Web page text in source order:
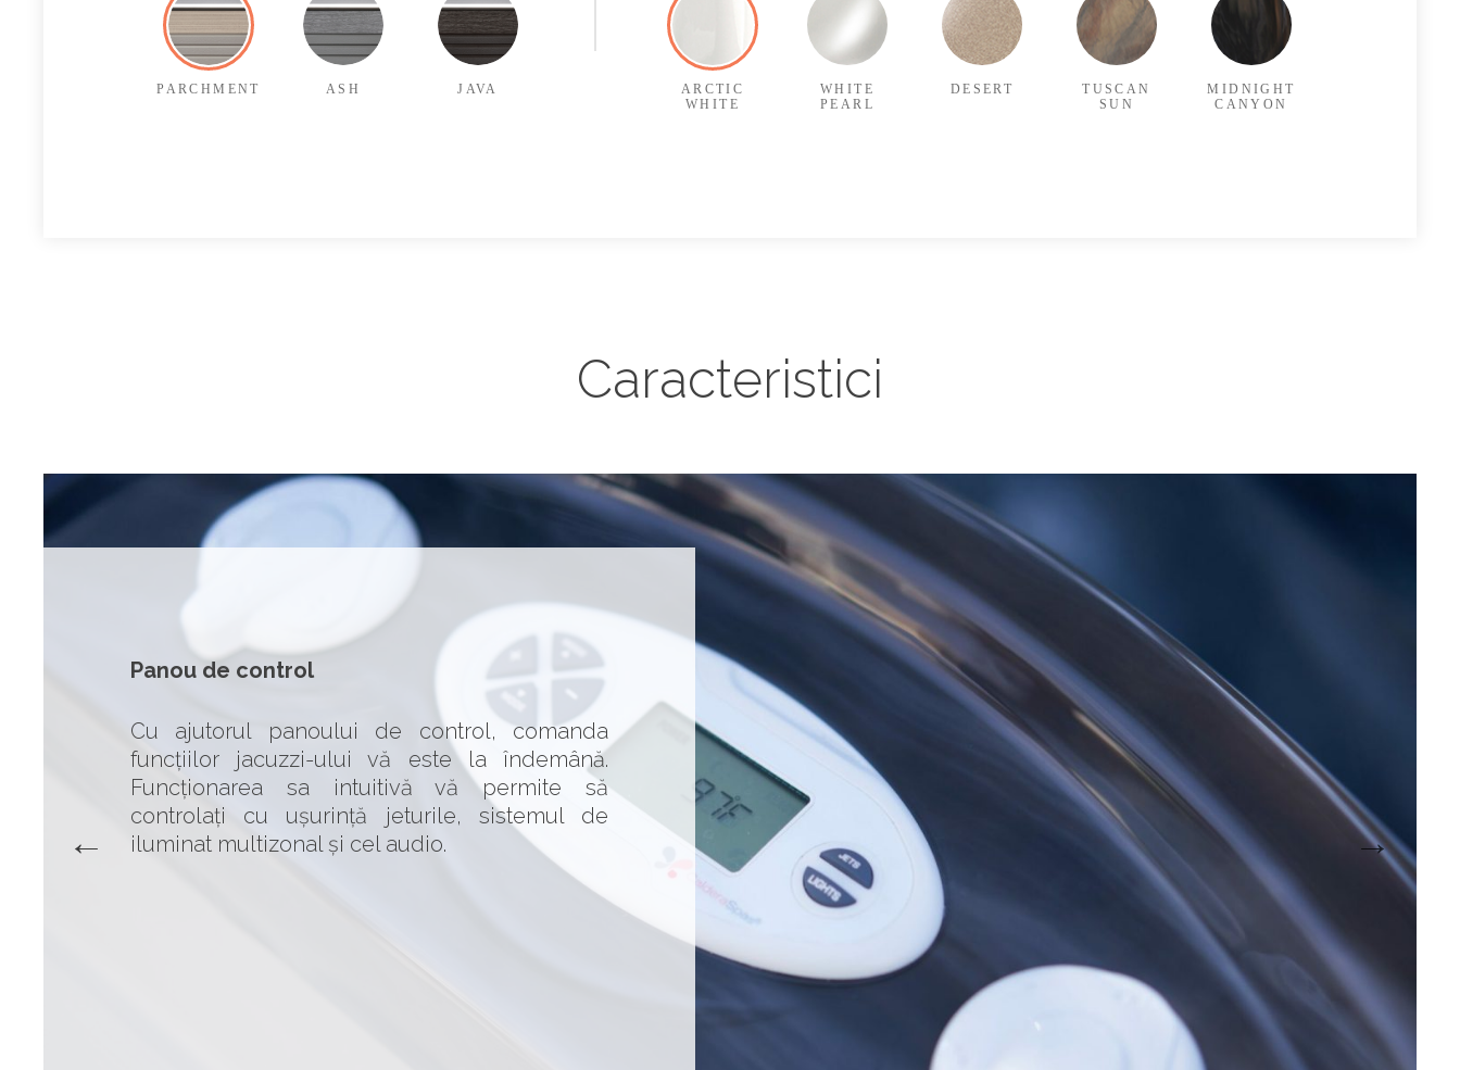
Caracteristici
Panou de control
Cu ajutorul panoului de control, comanda
funcțiilor jacuzzi-ului vă este la îndemână.
Funcționarea sa intuitivă vă permite să
controlați cu ușurință jeturile, sistemul de
iluminat multizonal și cel audio.